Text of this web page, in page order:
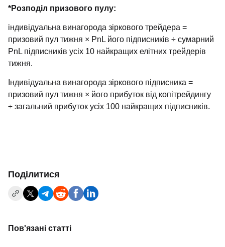
*Розподіл призового пулу:
індивідуальна винагорода зіркового трейдера =
призовий пул тижня × PnL його підписників ÷ сумарний
PnL підписників усіх 10 найкращих елітних трейдерів
тижня.
Індивідуальна винагорода зіркового підписника =
призовий пул тижня × його прибуток від копітрейдингу
÷ загальний прибуток усіх 100 найкращих підписників.
Поділитися
Пов'язані статті